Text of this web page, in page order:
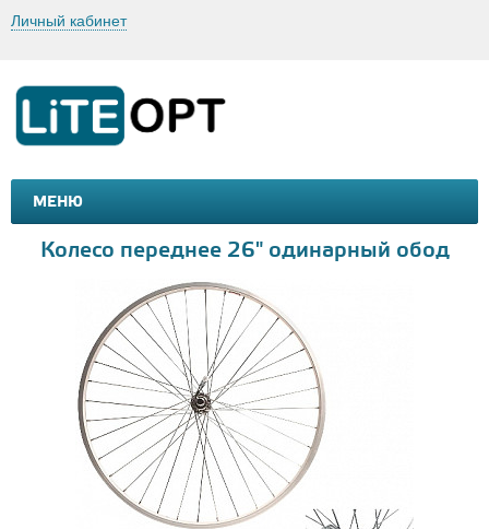
Личный кабинет
МЕНЮ
МАШИНКИ И МОТОЦИКЛЫ
Колесо переднее 26" одинарный обод